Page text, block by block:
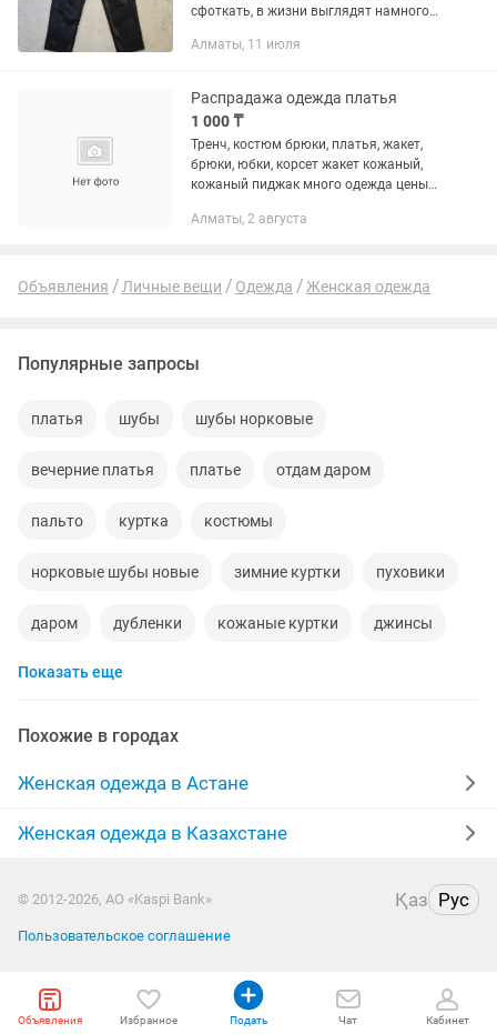
сфоткать, в жизни выглядят намного
договориться о примерке☺️☺️
Алматы, 11 июля
Распрадажа одежда платья
1 000 ₸
Тренч, костюм брюки, платья, жакет,
брюки, юбки, корсет жакет кожаный,
кожаный пиджак много одежда цены
Босанған сон симай калды.
Алматы, 2 августа
Объявления Личные вещи Одежда Женская одежда
Популярные запросы
платья шубы шубы норковые
вечерние платья платье отдам даром
пальто куртка костюмы
норковые шубы новые зимние куртки пуховики
даром дубленки кожаные куртки джинсы
шубы мутон
куртки женские пальто женские
меховые жилетки халаты
одежда дубленки женские
кофты
Показать еще
Похожие в городах
Женская одежда в Астане
Женская одежда в Казахстане
© 2012-2026, АО «Kaspi Bank» Қаз Рус
Пользовательское соглашение
Объявления Избранное Подать Чат Кабинет